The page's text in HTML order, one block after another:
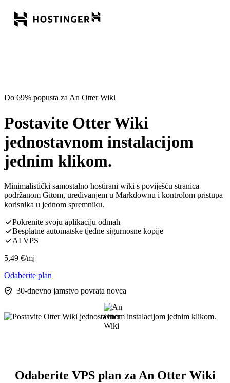
Do 69% popusta za An Otter Wiki
Postavite Otter Wiki
jednostavnom instalacijom
jednim klikom.
Minimalistički samostalno hostirani wiki s poviješću stranica
podržanom Gitom, uređivanjem u Markdownu i kontrolom pristupa
korisnika u jednom spremniku.
Pokrenite svoju aplikaciju odmah
Besplatne automatske tjedne sigurnosne kopije
AI VPS
5,49 €/mj
Odaberite plan
30-dnevno jamstvo povrata novca
Odaberite VPS plan za An Otter Wiki